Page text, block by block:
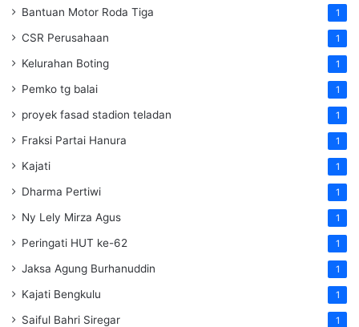
Bantuan Motor Roda Tiga 1
CSR Perusahaan 1
Kelurahan Boting 1
Pemko tg balai 1
proyek fasad stadion teladan 1
Fraksi Partai Hanura 1
Kajati 1
Dharma Pertiwi 1
Ny Lely Mirza Agus 1
Peringati HUT ke-62 1
Jaksa Agung Burhanuddin 1
Kajati Bengkulu 1
Saiful Bahri Siregar 1